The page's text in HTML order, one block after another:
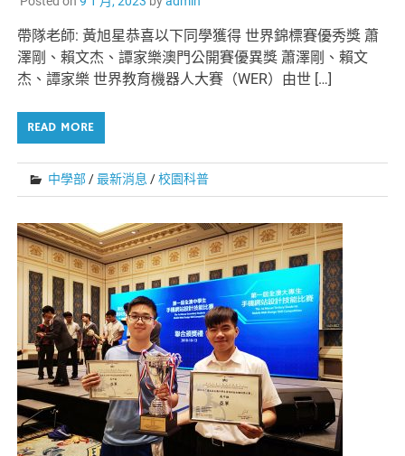
帶隊老師: 黃旭星恭喜以下同學獲得 世界錦標賽優秀獎 蕭
澤剛、賴文杰、譚家樂澳門公開賽優異獎 蕭澤剛、賴文
杰、譚家樂 世界教育機器人大賽（WER）由世 […]
READ MORE
中學部/最新消息 /校園科普